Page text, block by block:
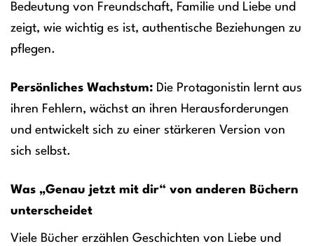
Bedeutung von Freundschaft, Familie und Liebe und
zeigt, wie wichtig es ist, authentische Beziehungen zu
pflegen.
Persönliches Wachstum: Die Protagonistin lernt aus
ihren Fehlern, wächst an ihren Herausforderungen
und entwickelt sich zu einer stärkeren Version von
sich selbst.
Was „Genau jetzt mit dir“ von anderen Büchern
unterscheidet
Viele Bücher erzählen Geschichten von Liebe und